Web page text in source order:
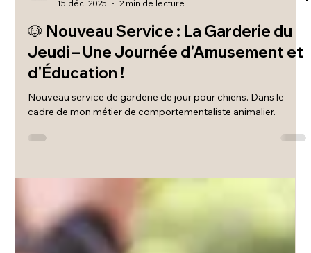
15 déc. 2025
2 min de lecture
🐶 Nouveau Service : La Garderie du
Jeudi – Une Journée d'Amusement et
d'Éducation !
cadre de mon métier de comportementaliste animalier.